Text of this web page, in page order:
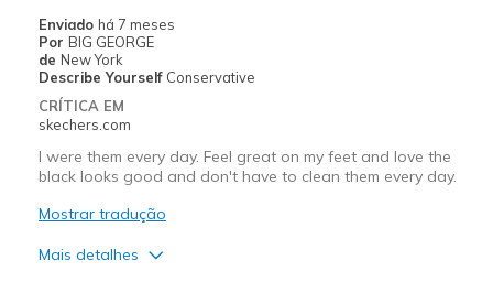
Enviado há 7 meses
Por BIG GEORGE
de New York
Describe Yourself Conservative
CRÍTICA EM
skechers.com
I were them every day. Feel great on my feet and love the
black looks good and don't have to clean them every day.
Mostrar tradução
Mais detalhes